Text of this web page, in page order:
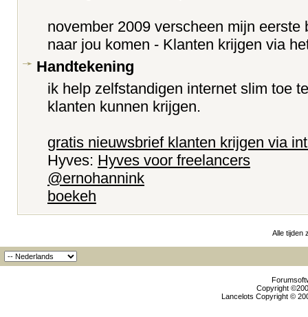
november 2009 verscheen mijn eerste
naar jou komen - Klanten krijgen via
Handtekening
ik help zelfstandigen internet slim toe
klanten kunnen krijgen.
gratis nieuwsbrief klanten krijgen via
Hyves: Hyves voor freelancers
@ernohannink
boekeh
Alle tijden
Copyright
Lancelots Copyright ©